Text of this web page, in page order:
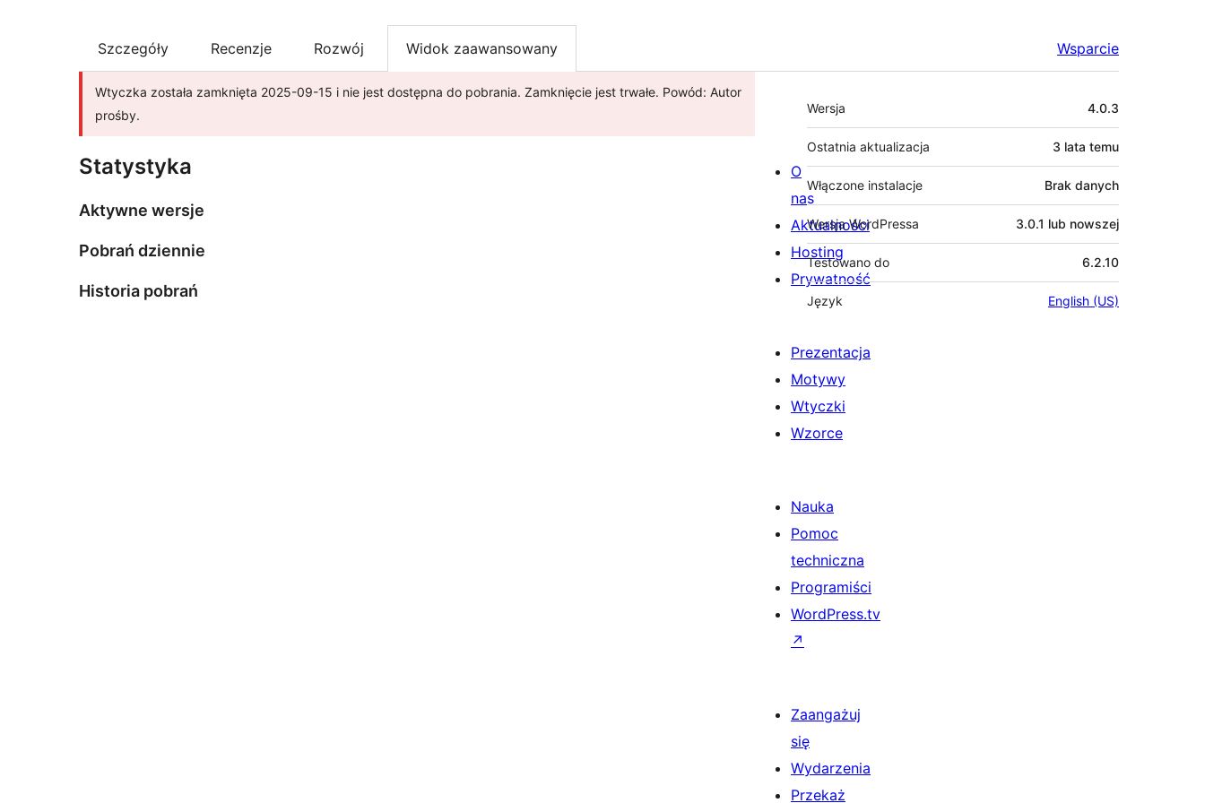
Szczegóły Recenzje Rozwój Widok zaawansowany Wsparcie
Wtyczka została zamknięta 2025-09-15 i nie jest dostępna do pobrania. Zamknięcie jest trwałe. Powód: Autor
prośby.
Statystyka
Aktywne wersje
Pobrań dziennie
Historia pobrań
Meta
Wersja 4.0.3
Ostatnia aktualizacja 3 lata temu
Włączone instalacje Brak danych
Wersja WordPressa 3.0.1 lub nowszej
Testowano do 6.2.10
Język English (US)
O
nas
Aktualności
Hosting
Prywatność
Prezentacja
Motywy
Wtyczki
Wzorce
Nauka
Pomoc
techniczna
Programiści
WordPress.tv
↗
Zaangażuj
się
Wydarzenia
Przekaż